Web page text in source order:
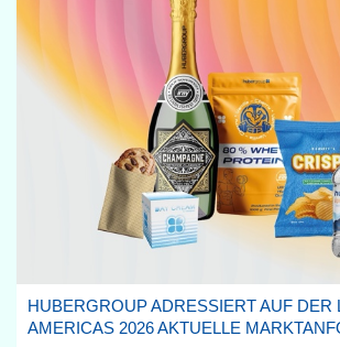
HUBERGROUP ADRESSIERT AUF DER
AMERICAS 2026 AKTUELLE